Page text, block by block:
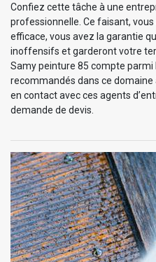
Confiez cette tâche à une
professionnelle. Ce faisant,
efficace, vous avez la garantie
inoffensifs et garderont votre
Samy peinture 85 compte
recommandés dans ce domaine
en contact avec ces agents
demande de devis.